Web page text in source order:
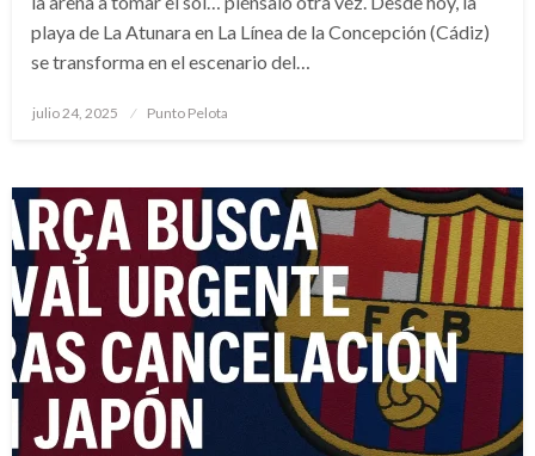
playa de La Atunara en La Línea de la Concepción (Cádiz)
se transforma en el escenario del…
Publicado
julio 24, 2025 Punto Pelota